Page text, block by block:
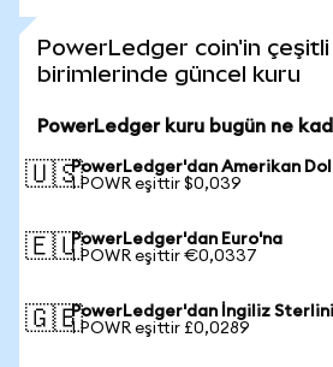
PowerLedger coin'in
birimlerinde güncel kuru
PowerLedger kuru bugün ne
🇺🇸PowerLedger'dan Amerikan
1 POWR eşittir $0,039
🇪🇺PowerLedger'dan Euro'na
1 POWR eşittir €0,0337
🇬🇧PowerLedger'dan İngiliz
1 POWR eşittir £0,0289